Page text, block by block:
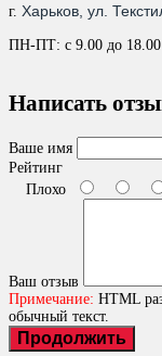
г. Харьков, ул.
ПН-ПТ: с 9.00 до 18.00
Написать
Ваше имя
Рейтинг
Плохо
Ваш отзыв
Примечание: HTML
обычный текст.
Продолжить